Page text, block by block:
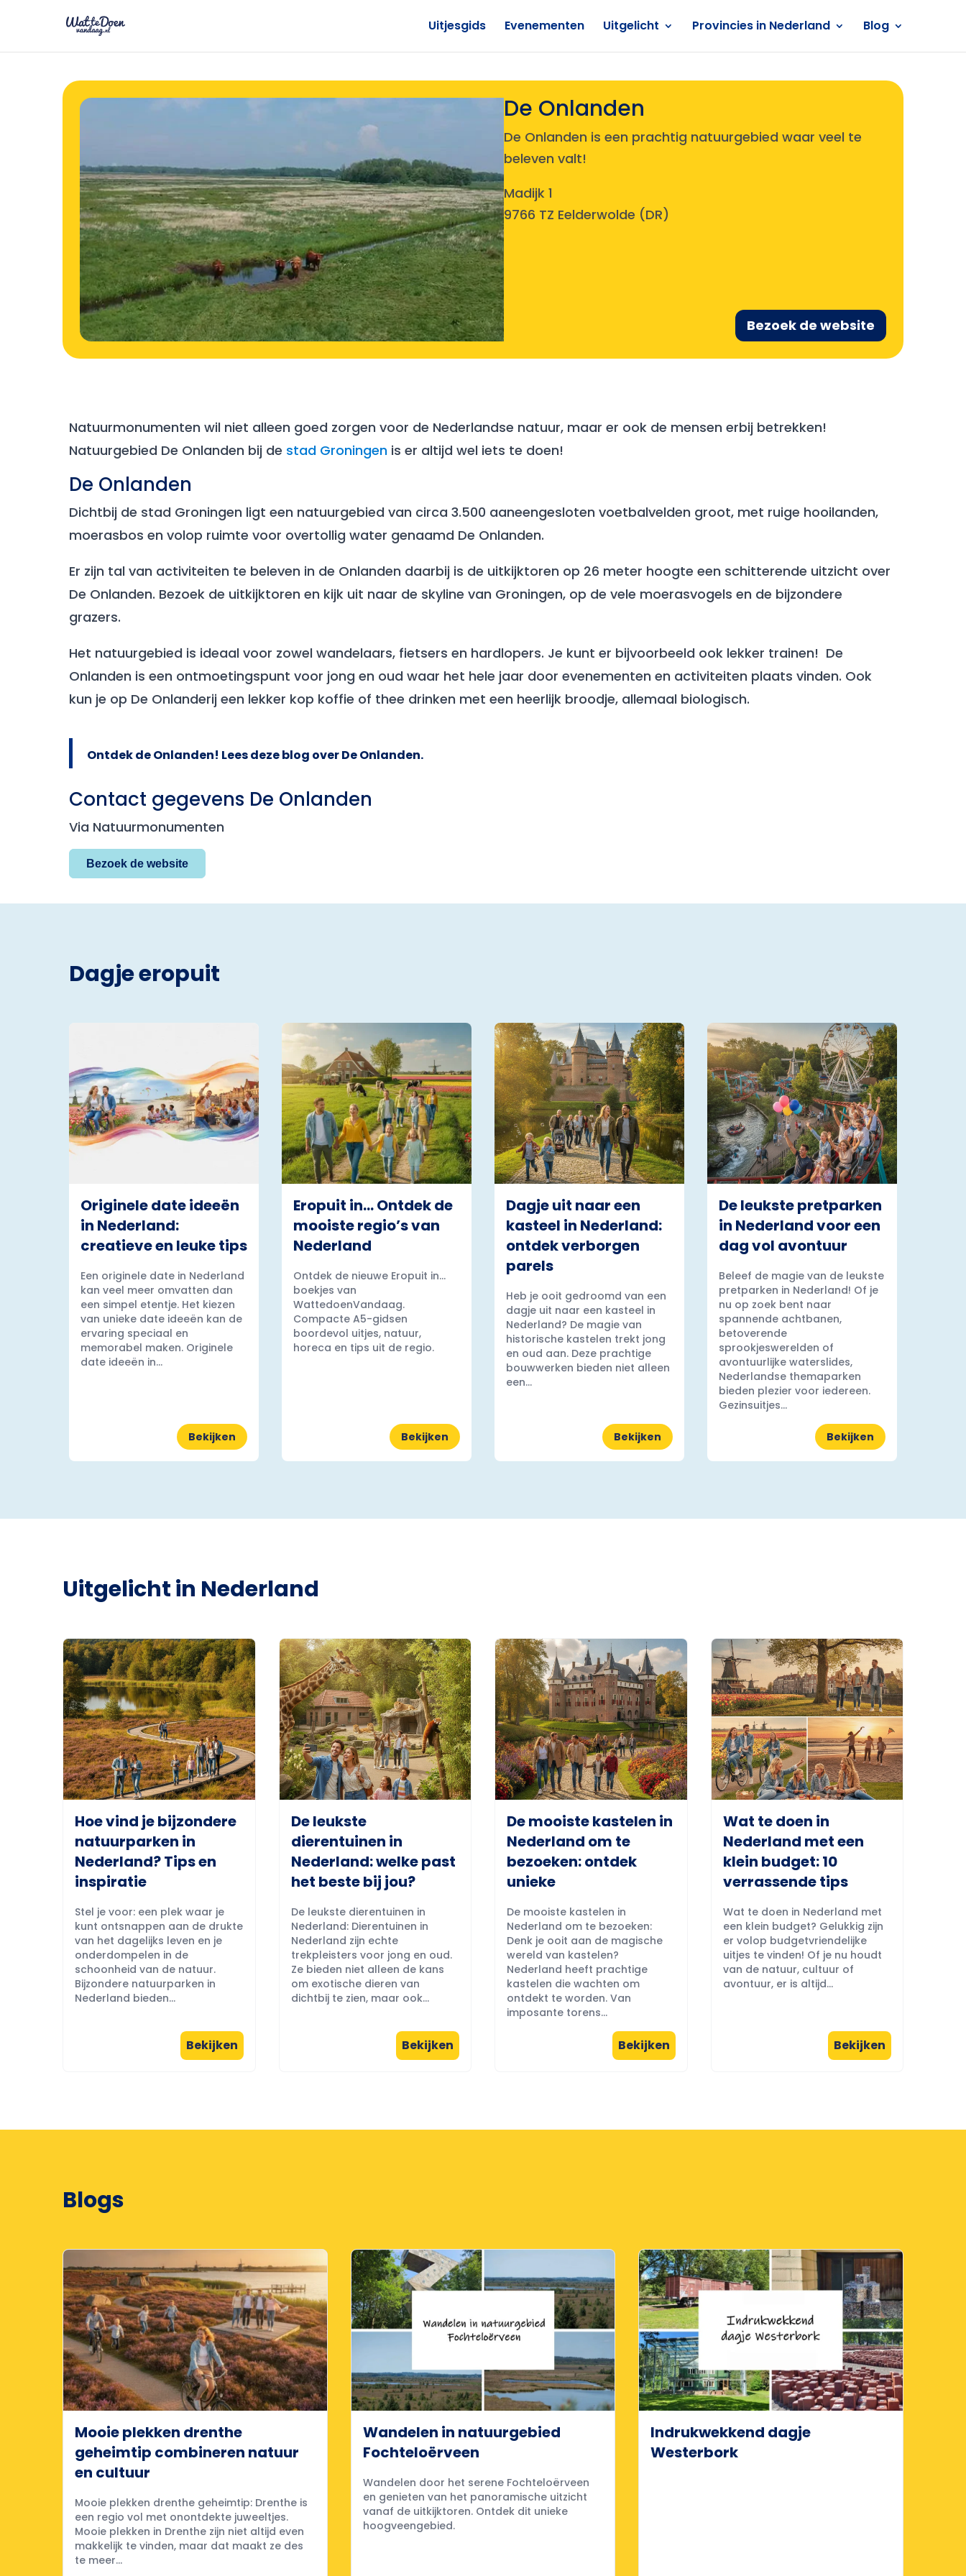
Uitjesgids Evenementen Uitgelicht Provincies in Nederland Blog
De Onlanden
De Onlanden is een prachtig natuurgebied waar veel te
beleven valt!
Madijk 1
9766 TZ Eelderwolde (DR)
Bezoek de website
Natuurmonumenten wil niet alleen goed zorgen voor de Nederlandse natuur, maar er ook de mensen erbij betrekken!
Natuurgebied De Onlanden bij de stad Groningen is er altijd wel iets te doen!
De Onlanden
Dichtbij de stad Groningen ligt een natuurgebied van circa 3.500 aaneengesloten voetbalvelden groot, met ruige hooilanden,
moerasbos en volop ruimte voor overtollig water genaamd De Onlanden.
Er zijn tal van activiteiten te beleven in de Onlanden daarbij is de uitkijktoren op 26 meter hoogte een schitterende uitzicht over
De Onlanden. Bezoek de uitkijktoren en kijk uit naar de skyline van Groningen, op de vele moerasvogels en de bijzondere
grazers.
Het natuurgebied is ideaal voor zowel wandelaars, fietsers en hardlopers. Je kunt er bijvoorbeeld ook lekker trainen! De
Onlanden is een ontmoetingspunt voor jong en oud waar het hele jaar door evenementen en activiteiten plaats vinden. Ook
kun je op De Onlanderij een lekker kop koffie of thee drinken met een heerlijk broodje, allemaal biologisch.
Ontdek de Onlanden! Lees deze blog over De Onlanden.
Contact gegevens De Onlanden
Via Natuurmonumenten
Bezoek de website
Dagje eropuit
Originele date ideeën
in Nederland:
creatieve en leuke tips
Een originele date in Nederland
kan veel meer omvatten dan
een simpel etentje. Het kiezen
van unieke date ideeën kan de
ervaring speciaal en
memorabel maken. Originele
date ideeën in...
Bekijken
Eropuit in… Ontdek de
mooiste regio’s van
Nederland
Ontdek de nieuwe Eropuit in...
boekjes van
WattedoenVandaag.
Compacte A5-gidsen
boordevol uitjes, natuur,
horeca en tips uit de regio.
Bekijken
Dagje uit naar een
kasteel in Nederland:
ontdek verborgen
parels
Heb je ooit gedroomd van een
dagje uit naar een kasteel in
Nederland? De magie van
historische kastelen trekt jong
en oud aan. Deze prachtige
bouwwerken bieden niet alleen
een...
Bekijken
De leukste pretparken
in Nederland voor een
dag vol avontuur
Beleef de magie van de leukste
pretparken in Nederland! Of je
nu op zoek bent naar
spannende achtbanen,
betoverende
sprookjeswerelden of
avontuurlijke waterslides,
Nederlandse themaparken
bieden plezier voor iedereen.
Gezinsuitjes...
Bekijken
Uitgelicht in Nederland
Hoe vind je bijzondere
natuurparken in
Nederland? Tips en
inspiratie
Stel je voor: een plek waar je
kunt ontsnappen aan de drukte
van het dagelijks leven en je
onderdompelen in de
schoonheid van de natuur.
Bijzondere natuurparken in
Nederland bieden...
Bekijken
De leukste
dierentuinen in
Nederland: welke past
het beste bij jou?
De leukste dierentuinen in
Nederland: Dierentuinen in
Nederland zijn echte
trekpleisters voor jong en oud.
Ze bieden niet alleen de kans
om exotische dieren van
dichtbij te zien, maar ook...
Bekijken
De mooiste kastelen in
Nederland om te
bezoeken: ontdek
unieke
De mooiste kastelen in
Nederland om te bezoeken:
Denk je ooit aan de magische
wereld van kastelen?
Nederland heeft prachtige
kastelen die wachten om
ontdekt te worden. Van
imposante torens...
Bekijken
Wat te doen in
Nederland met een
klein budget: 10
verrassende tips
Wat te doen in Nederland met
een klein budget? Gelukkig zijn
er volop budgetvriendelijke
uitjes te vinden! Of je nu houdt
van de natuur, cultuur of
avontuur, er is altijd...
Bekijken
Blogs
Mooie plekken drenthe
geheimtip combineren natuur
en cultuur
Mooie plekken drenthe geheimtip: Drenthe is
een regio vol met onontdekte juweeltjes.
Mooie plekken in Drenthe zijn niet altijd even
makkelijk te vinden, maar dat maakt ze des
te meer...
Wandelen in natuurgebied
Fochteloërveen
Wandelen door het serene Fochteloërveen
en genieten van het panoramische uitzicht
vanaf de uitkijktoren. Ontdek dit unieke
hoogveengebied.
Indrukwekkend dagje
Westerbork